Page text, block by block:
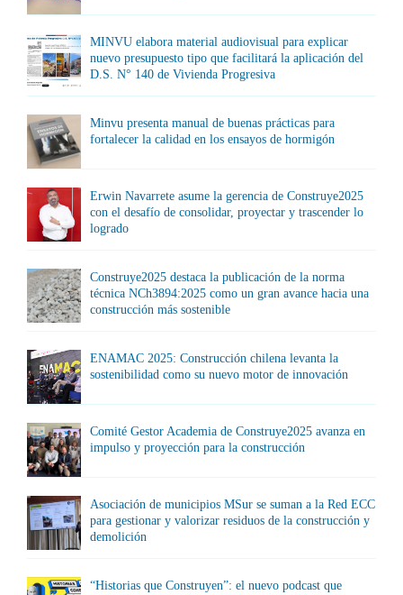
MINVU elabora material audiovisual para explicar
nuevo presupuesto tipo que facilitará la aplicación del
D.S. N° 140 de Vivienda Progresiva
Minvu presenta manual de buenas prácticas para
fortalecer la calidad en los ensayos de hormigón
Erwin Navarrete asume la gerencia de Construye2025
con el desafío de consolidar, proyectar y trascender lo
logrado
Construye2025 destaca la publicación de la norma
técnica NCh3894:2025 como un gran avance hacia una
construcción más sostenible
ENAMAC 2025: Construcción chilena levanta la
sostenibilidad como su nuevo motor de innovación
Comité Gestor Academia de Construye2025 avanza en
impulso y proyección para la construcción
Asociación de municipios MSur se suman a la Red ECC
para gestionar y valorizar residuos de la construcción y
demolición
“Historias que Construyen”: el nuevo podcast que